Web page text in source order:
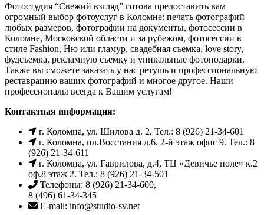
Фотостудия “Свежий взгляд” готова предоставить вам
огромный выбор фотоуслуг в Коломне: печать фотографий
любых размеров, фотографии на документы, фотосессии в
Коломне, Московской области и за рубежом, фотосессии в
стиле Fashion, Ню или гламур, свадебная съемка, love story,
фудсъемка, рекламную съемку и уникальные фотоподарки.
Также вы сможете заказать у нас ретушь и профессиональную
реставрацию ваших фотографий и многое другое. Наши
профессионалы всегда к Вашим услугам!
Контактная информация:
г. Коломна, ул. Шилова д. 2. Тел.: 8 (926) 21-34-601
г. Коломна, пл.Восстания д.6, 2-й этаж офис 9. Тел.: 8
(926) 21-34-611
г. Коломна, ул. Гаврилова, д.4, ТЦ «Девичье поле» к.2
оф.8 этаж 2. Тел.: 8 (926) 21-34-501
Телефоны: 8 (926) 21-34-600,
8 (496) 61-34-345
E-mail: info@studio-sv.net